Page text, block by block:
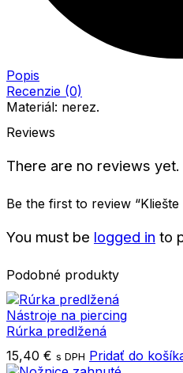
Popis
Recenzie (0)
Materiál: nerez.
Reviews
There are no reviews yet.
Be the first to review
You must be logged in to
Podobné produkty
Nástroje na piercing
Rúrka predlžená
15,40 € s DPH Pridať do